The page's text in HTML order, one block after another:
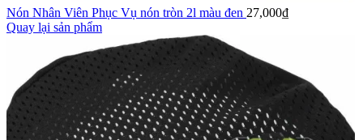
Nón Nhân Viên Phục Vụ nón tròn 2l màu đen 27,000₫
Quay lại sản phẩm